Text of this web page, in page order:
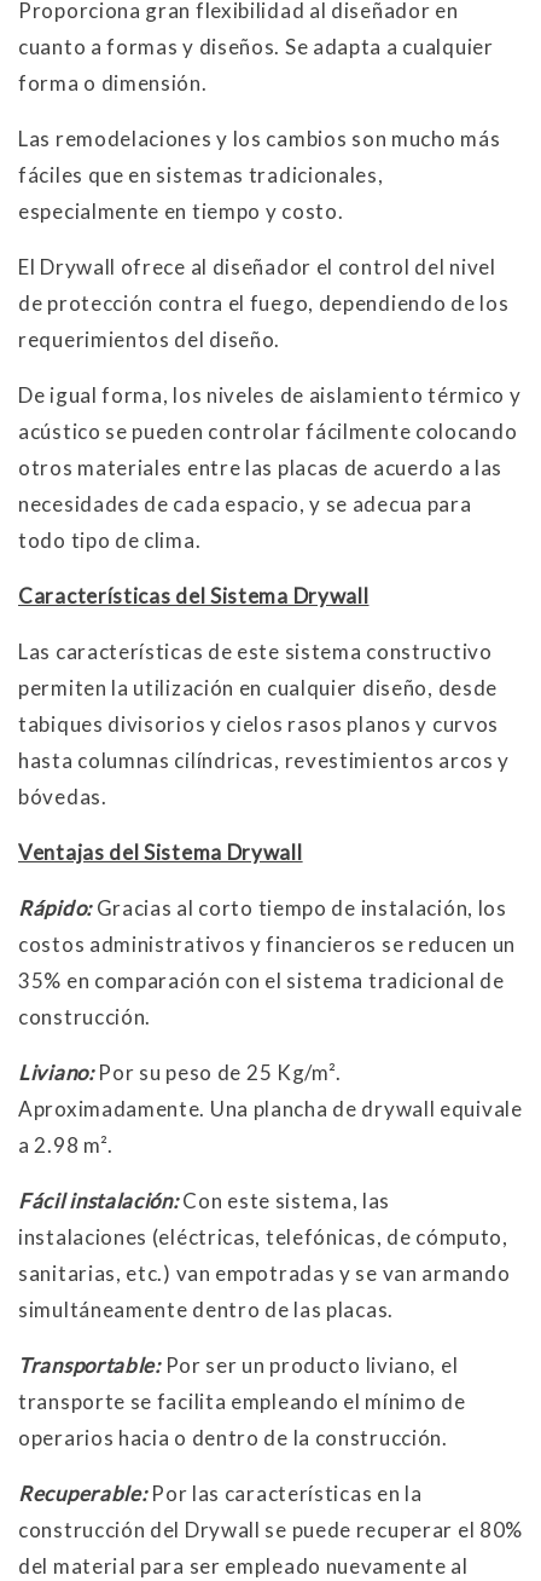
Proporciona gran flexibilidad al diseñador en
cuanto a formas y diseños. Se adapta a cualquier
forma o dimensión.
Las remodelaciones y los cambios son mucho más
fáciles que en sistemas tradicionales,
especialmente en tiempo y costo.
El Drywall ofrece al diseñador el control del nivel
de protección contra el fuego, dependiendo de los
requerimientos del diseño.
De igual forma, los niveles de aislamiento térmico y
acústico se pueden controlar fácilmente colocando
otros materiales entre las placas de acuerdo a las
necesidades de cada espacio, y se adecua para
todo tipo de clima.
Características del Sistema Drywall
Las características de este sistema constructivo
permiten la utilización en cualquier diseño, desde
tabiques divisorios y cielos rasos planos y curvos
hasta columnas cilíndricas, revestimientos arcos y
bóvedas.
Ventajas del Sistema Drywall
Rápido:Gracias al corto tiempo de instalación, los
costos administrativos y financieros se reducen un
35% en comparación con el sistema tradicional de
construcción.
Liviano:Por su peso de 25 Kg/m².
Aproximadamente. Una plancha de drywall equivale
a 2.98 m².
Fácil instalación:Con este sistema, las
instalaciones (eléctricas, telefónicas, de cómputo,
sanitarias, etc.) van empotradas y se van armando
simultáneamente dentro de las placas.
Transportable:Por ser un producto liviano, el
transporte se facilita empleando el mínimo de
operarios hacia o dentro de la construcción.
Recuperable:Por las características en la
construcción del Drywall se puede recuperar el 80%
del material para ser empleado nuevamente al